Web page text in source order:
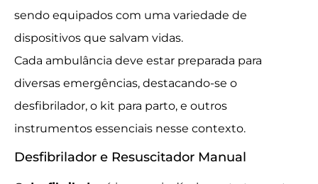
sendo equipados com uma variedade de
dispositivos que salvam vidas.
Cada ambulância deve estar preparada para
diversas emergências, destacando-se o
desfibrilador, o kit para parto, e outros
instrumentos essenciais nesse contexto.
Desfibrilador e Resuscitador Manual